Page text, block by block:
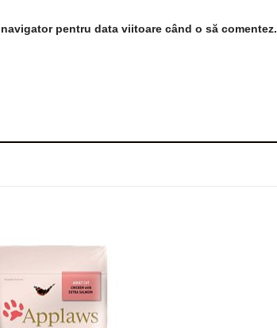
pentru data viitoare când o să comentez.